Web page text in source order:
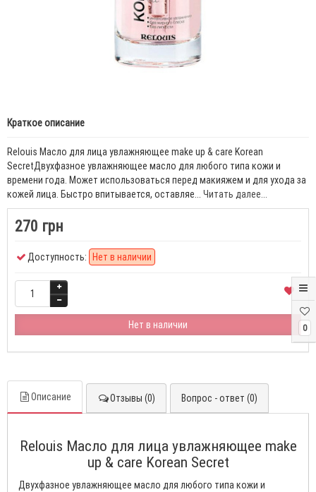
0
Краткое описание
Relouis Масло для лица увлажняющее make up & care Korean
SecretДвухфазное увлажняющее масло для любого типа кожи и
времени года. Может использоваться перед макияжем и для ухода за
кожей лица. Быстро впитывается, оставляе... Читать далее...
270 грн
Доступность: Нет в наличии
Нет в наличии
Описание Отзывы (0) Вопрос - ответ (0)
Relouis Масло для лица увлажняющее make
up & care Korean Secret
Двухфазное увлажняющее масло для любого типа кожи и